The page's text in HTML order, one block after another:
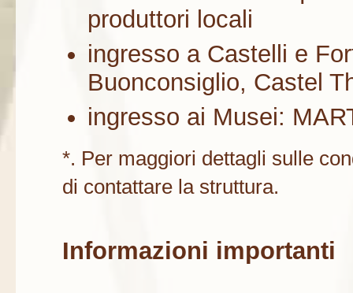
produttori locali
ingresso a Castelli e
Buonconsiglio, Castel
ingresso ai Musei:
*. Per maggiori dettagli sulle
di contattare la struttura.
Informazioni importanti